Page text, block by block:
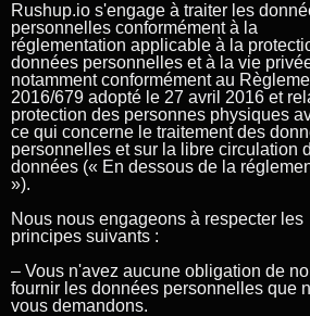
Rushup.io s'engage à traiter les
personnelles conformément à la
réglementation applicable à la
données personnelles et à la vie
notamment conformément au
2016/679 adopté le 27 avril 2016 et
protection des personnes physiques
ce qui concerne le traitement des
personnelles et sur la libre circulation
données (« En dessous de la
»).
Nous nous engageons à respecter les
principes suivants :
– Vous n'avez aucune obligation de
fournir les données personnelles que
vous demandons.